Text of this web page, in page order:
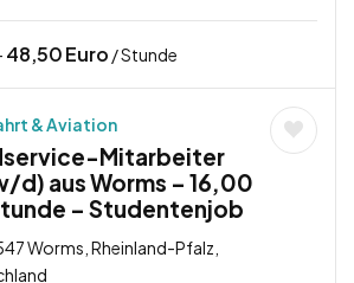
48,50Euro / Stunde
& Aviation
Mitarbeiter
d) aus Worms – 16,00
– Studentenjob
Worms, Rheinland-Pfalz,